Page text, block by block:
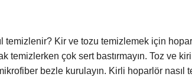
temizlenir? Kir ve tozu temizlemek için
temizlerken çok sert bastırmayın. Toz ve
bezle kurulayın. Kirli hoparlör nasıl